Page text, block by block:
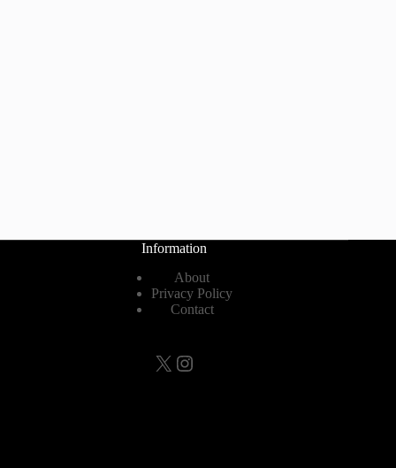
Information
About
Privacy Policy
Contact
X Instagram